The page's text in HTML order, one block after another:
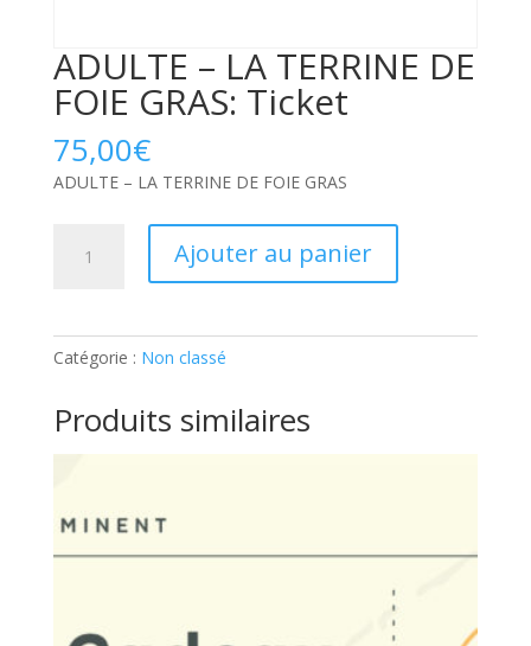
ADULTE – LA TERRINE DE
FOIE GRAS: Ticket
75,00€
ADULTE – LA TERRINE DE FOIE GRAS
TERRINE
FOIE
GRAS:
Ajouter au panier
Catégorie : Non classé
Produits similaires